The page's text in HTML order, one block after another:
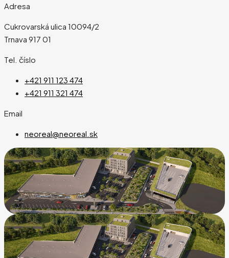
Adresa
Cukrovarská ulica 10094/2
Trnava 917 01
Tel. číslo
+421 911 123 474
+421 911 321 474
Email
neoreal@neoreal.sk